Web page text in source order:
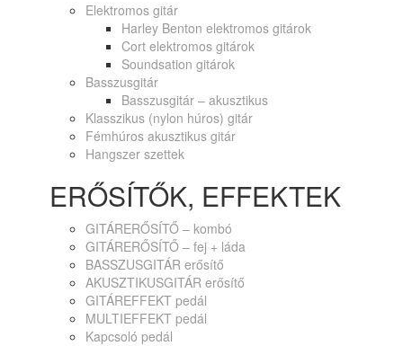
Elektromos gitár
Harley Benton elektromos gitárok
Cort elektromos gitárok
Soundsation gitárok
Basszusgitár
Basszusgitár – akusztikus
Klasszikus (nylon húros) gitár
Fémhúros akusztikus gitár
Hangszer szettek
ERŐSÍTŐK, EFFEKTEK
GITÁRERŐSÍTŐ – kombó
GITÁRERŐSÍTŐ – fej + láda
BASSZUSGITÁR erősítő
AKUSZTIKUSGITÁR erősítő
GITÁREFFEKT pedál
MULTIEFFEKT pedál
Kapcsoló pedál